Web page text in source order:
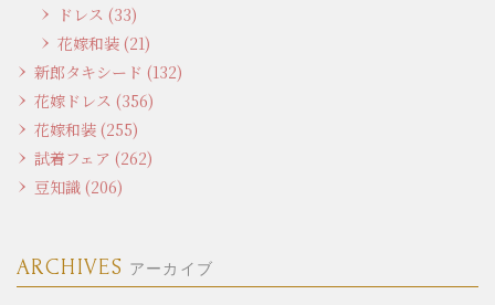
ドレス (33)
花嫁和装 (21)
新郎タキシード (132)
花嫁ドレス (356)
花嫁和装 (255)
試着フェア (262)
豆知識 (206)
ARCHIVES アーカイブ